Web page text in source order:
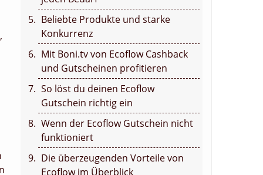
Beliebte Produkte und starke
Konkurrenz
Mit Boni.tv von Ecoflow Cashback
und Gutscheinen profitieren
So löst du deinen Ecoflow
Gutschein richtig ein
Wenn der Ecoflow Gutschein nicht
funktioniert
Die überzeugenden Vorteile von
Ecoflow im Überblick